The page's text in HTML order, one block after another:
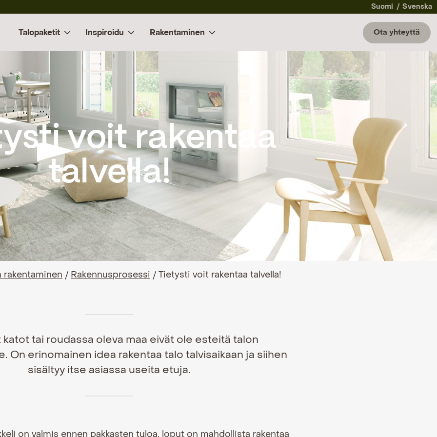
Suomi Svenska
Talopaketit Inspiroidu Rakentaminen Ota yhteyttä
talvella!
rakentaminen / Rakennusprosessi / Tietysti voit rakentaa talvella!
katot tai roudassa oleva maa eivät ole esteitä talon
On erinomainen idea rakentaa talo talvisaikaan ja siihen
sisältyy itse asiassa useita etuja.
on valmis ennen pakkasten tuloa, loput on mahdollista rakentaa